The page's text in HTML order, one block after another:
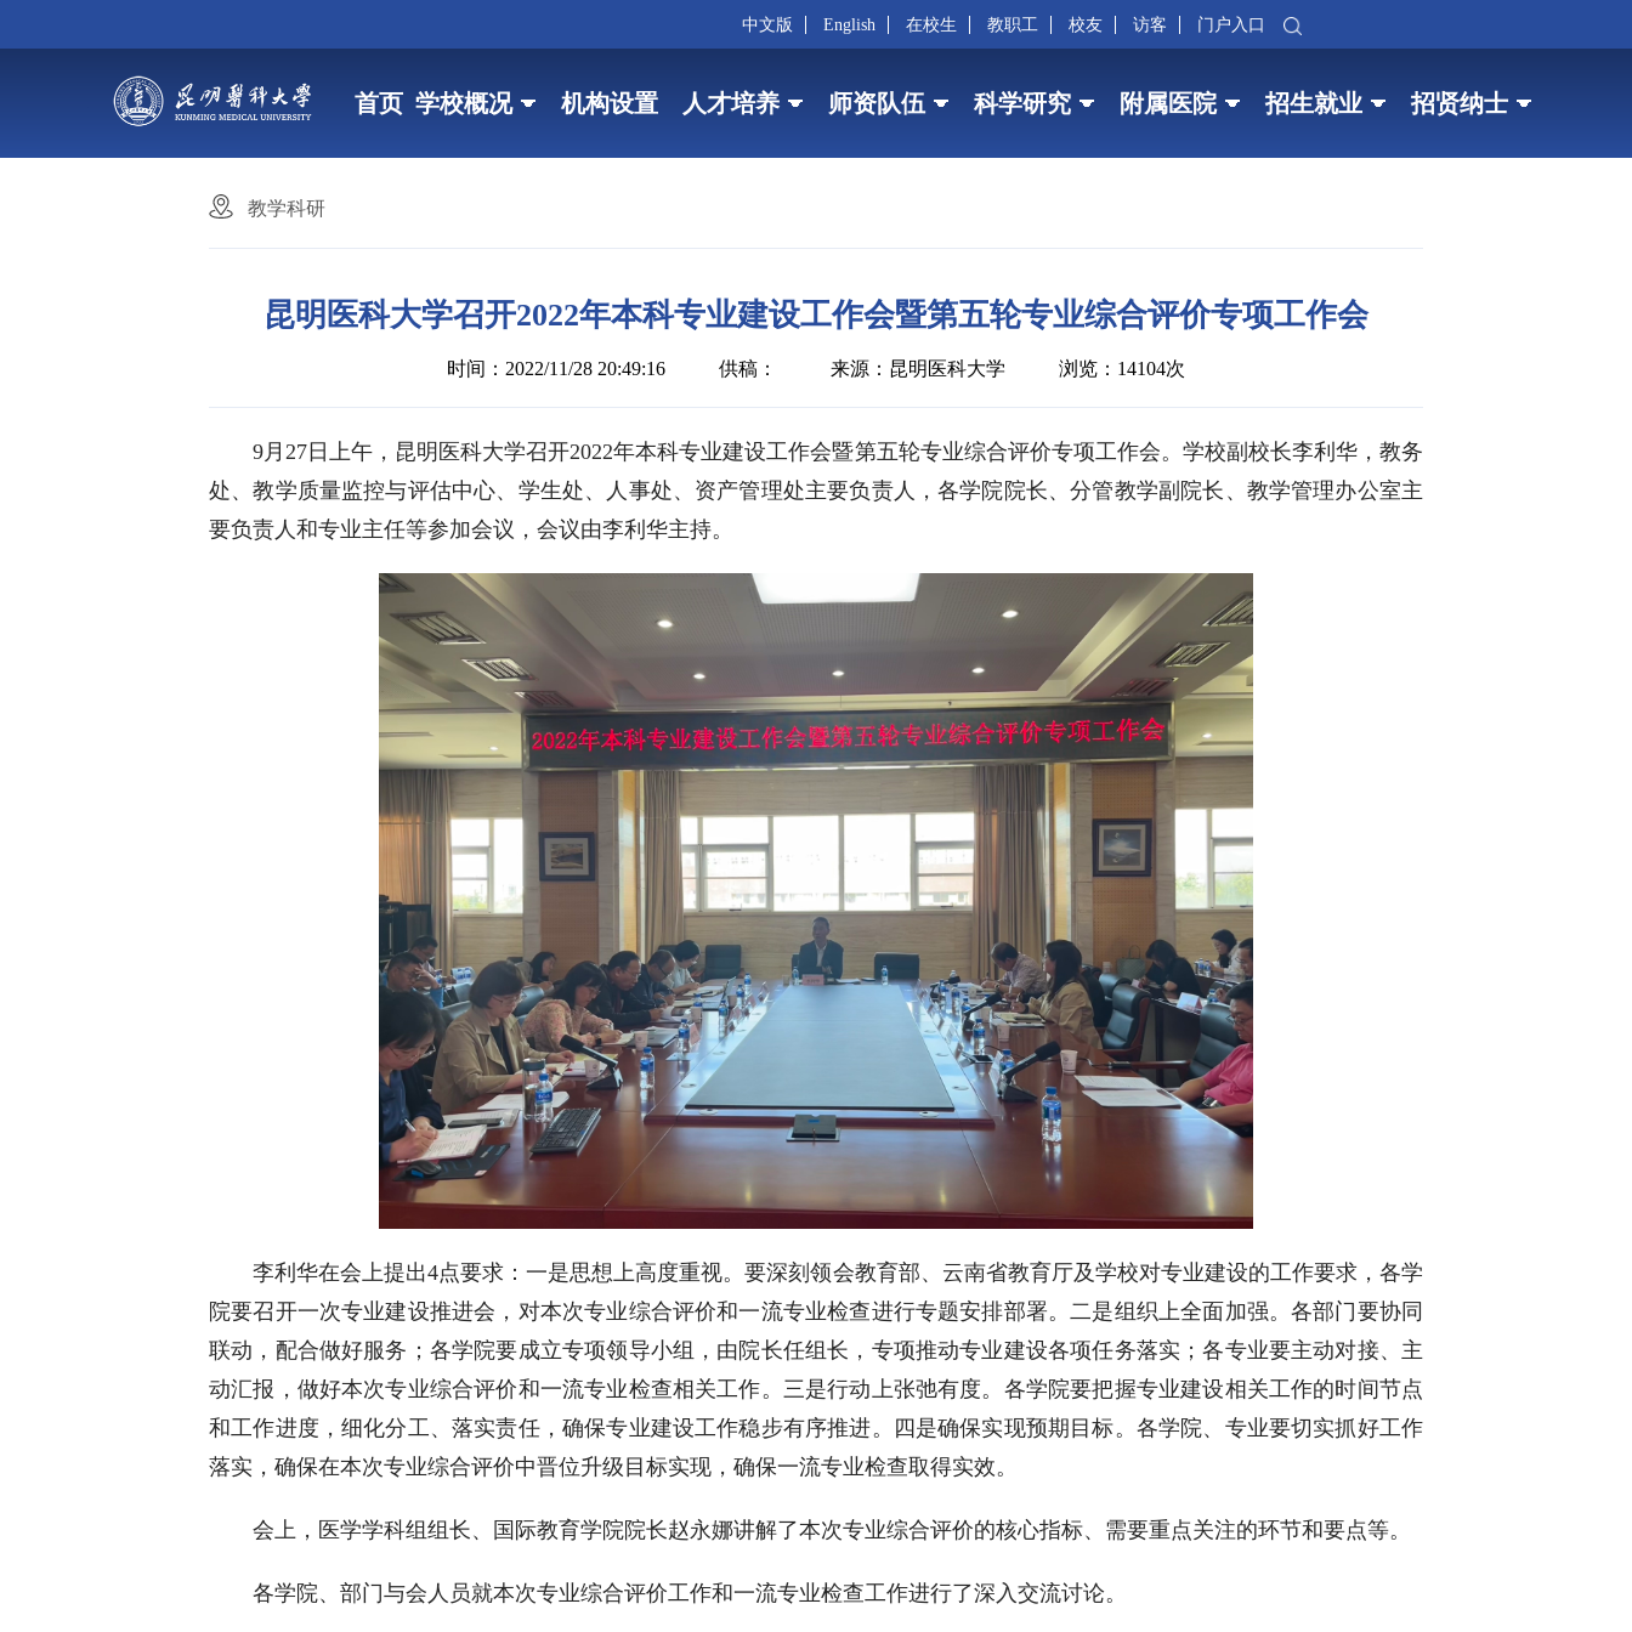
中文版 English 在校生 教职工 校友 访客 门户入口
首页 学校概况 机构设置 人才培养 师资队伍 科学研究 附属医院 招生就业 招贤纳士
教学科研
昆明医科大学召开2022年本科专业建设工作会暨第五轮专业综合评价专项工作会
时间：2022/11/28 20:49:16 供稿： 来源：昆明医科大学 浏览：14104次
9月27日上午，昆明医科大学召开2022年本科专业建设工作会暨第五轮专业综合评价专项工作会。学校副校长李利华，教务
处、教学质量监控与评估中心、学生处、人事处、资产管理处主要负责人，各学院院长、分管教学副院长、教学管理办公室主
要负责人和专业主任等参加会议，会议由李利华主持。
李利华在会上提出4点要求：一是思想上高度重视。要深刻领会教育部、云南省教育厅及学校对专业建设的工作要求，各学
院要召开一次专业建设推进会，对本次专业综合评价和一流专业检查进行专题安排部署。二是组织上全面加强。各部门要协同
联动，配合做好服务；各学院要成立专项领导小组，由院长任组长，专项推动专业建设各项任务落实；各专业要主动对接、主
动汇报，做好本次专业综合评价和一流专业检查相关工作。三是行动上张弛有度。各学院要把握专业建设相关工作的时间节点
和工作进度，细化分工、落实责任，确保专业建设工作稳步有序推进。四是确保实现预期目标。各学院、专业要切实抓好工作
落实，确保在本次专业综合评价中晋位升级目标实现，确保一流专业检查取得实效。
会上，医学学科组组长、国际教育学院院长赵永娜讲解了本次专业综合评价的核心指标、需要重点关注的环节和要点等。
各学院、部门与会人员就本次专业综合评价工作和一流专业检查工作进行了深入交流讨论。